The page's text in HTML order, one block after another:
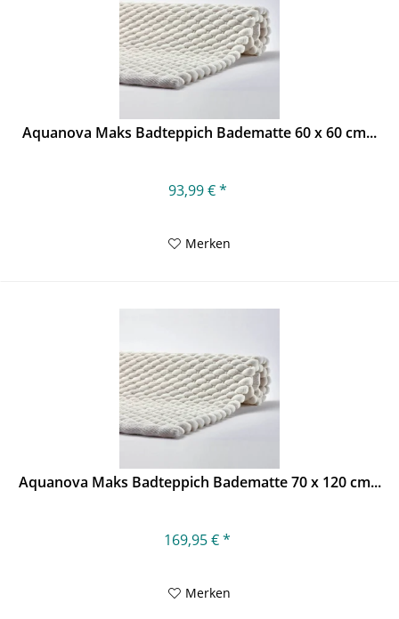
Aquanova Maks Badteppich Badematte 60 x 60 cm...
93,99 € *
Merken
Aquanova Maks Badteppich Badematte 70 x 120 cm...
169,95 € *
Merken